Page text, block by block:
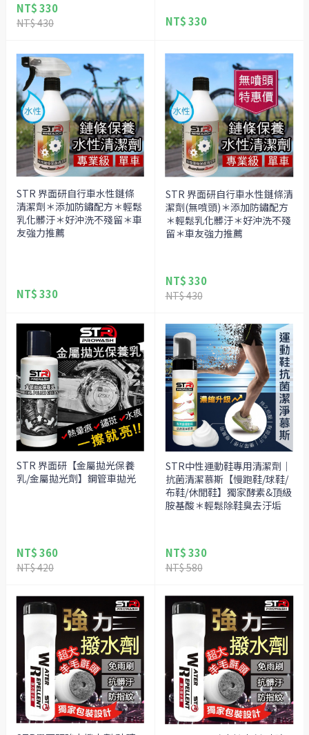
NT$ 330
NT$ 430 NT$ 330
STR 界面研自行車水性鏈條
清潔劑＊添加防鏽配方＊輕鬆
乳化髒汙＊好沖洗不殘留＊車
友強力推薦
NT$ 330
STR 界面研自行車水性鏈條清
潔劑(無噴頭)＊添加防鏽配方
＊輕鬆乳化髒汙＊好沖洗不殘
留＊車友強力推薦
NT$ 330
NT$ 430
STR 界面研【金屬拋光保養
乳/金屬拋光劑】鋼管車拋光
NT$ 360
NT$ 420
STR中性運動鞋專用清潔劑｜
抗菌清潔慕斯【慢跑鞋/球鞋/
布鞋/休閒鞋】獨家酵素&頂級
胺基酸＊輕鬆除鞋臭去汙垢
NT$ 330
NT$ 580